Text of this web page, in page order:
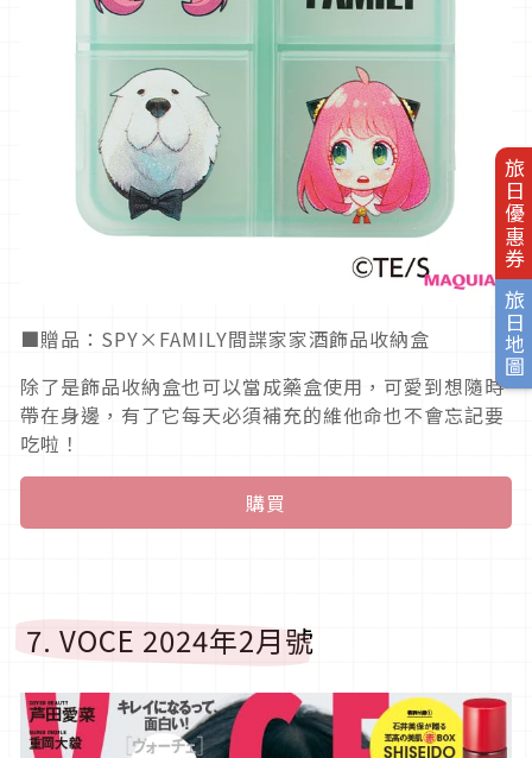
旅日優惠券
旅日地圖
■贈品：SPY×FAMILY間諜家家酒飾品收納盒
除了是飾品收納盒也可以當成藥盒使用，可愛到想隨時
帶在身邊，有了它每天必須補充的維他命也不會忘記要
吃啦！
購買
7. VOCE 2024年2月號